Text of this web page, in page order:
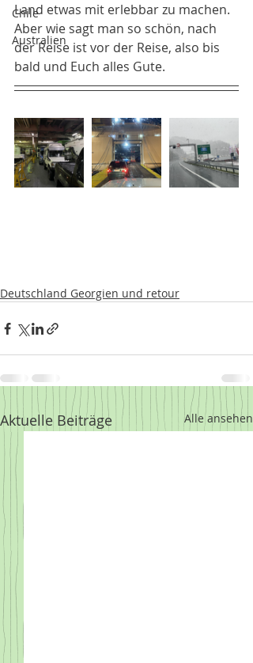
Chile
Australien
Land etwas mit erlebbar zu machen.
Aber wie sagt man so schön, nach
der Reise ist vor der Reise, also bis
bald und Euch alles Gute.
Deutschland Georgien und retour
Aktuelle Beiträge Alle ansehen